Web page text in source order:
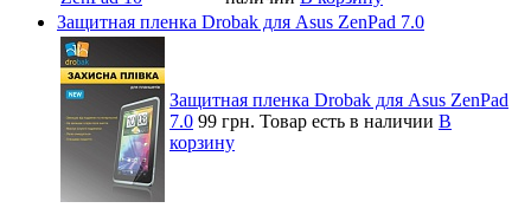
Защитная пленка Drobak для Asus ZenPad 7.0
Защитная пленка Drobak для Asus ZenPad
7.0 99 грн. Товар есть в наличии В
корзину